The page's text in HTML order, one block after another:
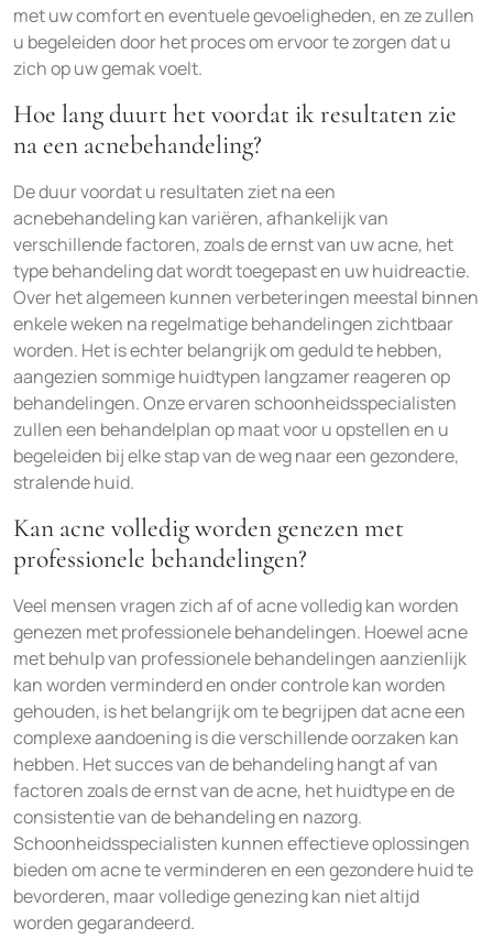
met uw comfort en eventuele gevoeligheden, en ze zullen
u begeleiden door het proces om ervoor te zorgen dat u
zich op uw gemak voelt.
Hoe lang duurt het voordat ik resultaten zie
na een acnebehandeling?
De duur voordat u resultaten ziet na een
acnebehandeling kan variëren, afhankelijk van
verschillende factoren, zoals de ernst van uw acne, het
type behandeling dat wordt toegepast en uw huidreactie.
Over het algemeen kunnen verbeteringen meestal binnen
enkele weken na regelmatige behandelingen zichtbaar
worden. Het is echter belangrijk om geduld te hebben,
aangezien sommige huidtypen langzamer reageren op
behandelingen. Onze ervaren schoonheidsspecialisten
zullen een behandelplan op maat voor u opstellen en u
begeleiden bij elke stap van de weg naar een gezondere,
stralende huid.
Kan acne volledig worden genezen met
professionele behandelingen?
Veel mensen vragen zich af of acne volledig kan worden
genezen met professionele behandelingen. Hoewel acne
met behulp van professionele behandelingen aanzienlijk
kan worden verminderd en onder controle kan worden
gehouden, is het belangrijk om te begrijpen dat acne een
complexe aandoening is die verschillende oorzaken kan
hebben. Het succes van de behandeling hangt af van
factoren zoals de ernst van de acne, het huidtype en de
consistentie van de behandeling en nazorg.
Schoonheidsspecialisten kunnen effectieve oplossingen
bieden om acne te verminderen en een gezondere huid te
bevorderen, maar volledige genezing kan niet altijd
worden gegarandeerd.